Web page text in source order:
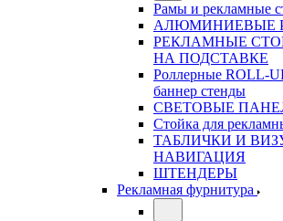
Рамы и рекламные
АЛЮМИНИЕВЫЕ
РЕКЛАМНЫЕ
НА ПОДСТАВКЕ
Роллерные ROLL-
баннер стенды
СВЕТОВЫЕ
Стойка для
ТАБЛИЧКИ И
НАВИГАЦИЯ
ШТЕНДЕРЫ
Рекламная фурнитура